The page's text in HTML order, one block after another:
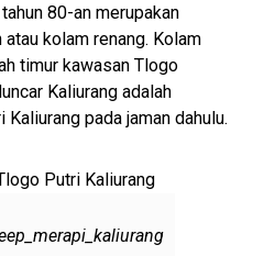
80-an merupakan
kolam renang. Kolam
timur kawasan Tlogo
Kaliurang adalah
pada jaman dahulu.